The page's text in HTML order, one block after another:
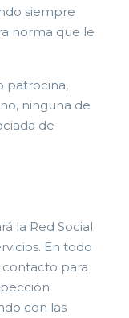
siempre
norma que le
patrocina,
ninguna de
de
la Red Social
En todo
contacto para
con las